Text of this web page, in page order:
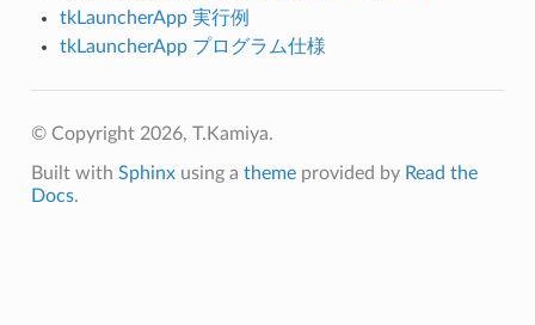
tkLauncherApp 実行例
tkLauncherApp プログラム仕様
© Copyright 2026, T.Kamiya.
Built with Sphinxusing a themeprovided by Read the
Docs.